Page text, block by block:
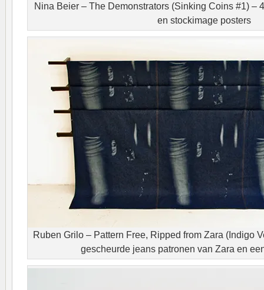
Nina Beier – The Demonstrators (Sinking Coins #1) –
en stockimage posters
Ruben Grilo – Pattern Free, Ripped from Zara (Indigo
gescheurde jeans patronen van Zara en